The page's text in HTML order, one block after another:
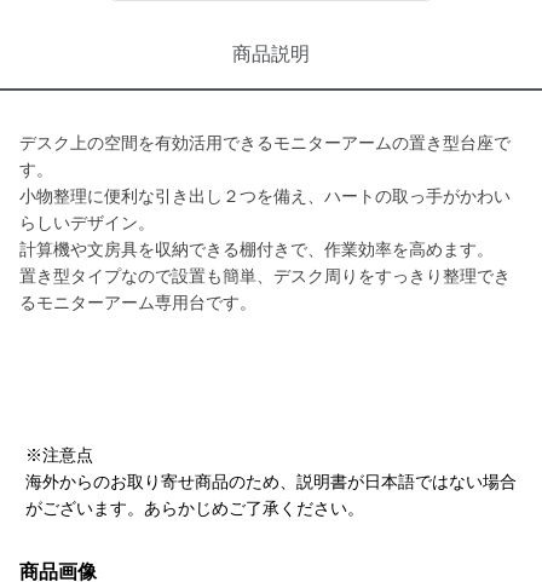
商品説明
デスク上の空間を有効活用できるモニターアームの置き型台座で
す。
小物整理に便利な引き出し２つを備え、ハートの取っ手がかわい
らしいデザイン。
計算機や文房具を収納できる棚付きで、作業効率を高めます。
置き型タイプなので設置も簡単、デスク周りをすっきり整理でき
るモニターアーム専用台です。
※注意点
海外からのお取り寄せ商品のため、説明書が日本語ではない場合
がございます。あらかじめご了承ください。
商品画像